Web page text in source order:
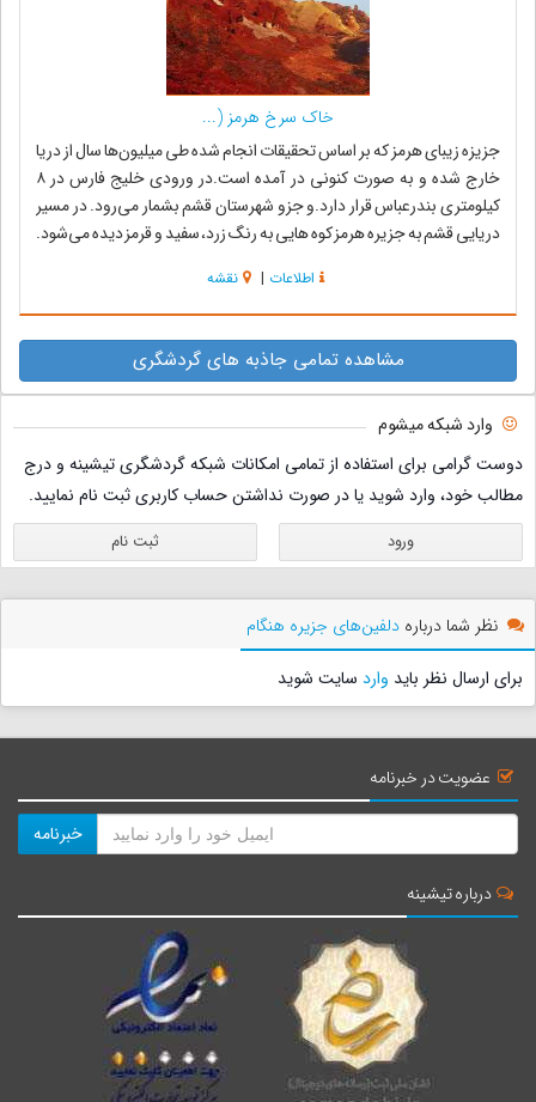
خاک سرخ هرمز (...
جزیزه زیبای هرمز که بر اساس تحقیقات انجام شده طی میلیون‌ها سال از دریا
خارج شده و به صورت کنونی در آمده است.در ورودی خلیج فارس در ۸
کیلومتری بندرعباس قرار دارد.و جزو شهرستان قشم بشمار می‌رود. در مسیر
دریایی قشم به جزیره هرمز کوه هایی به رنگ زرد، سفید و قرمز دیده می‌شود.
اطلاعات | نقشه
مشاهده تمامی جاذبه های گردشگری
وارد شبکه میشوم
دوست گرامی برای استفاده از تمامی امکانات شبکه گردشگری تیشینه و درج
مطالب خود، وارد شوید یا در صورت نداشتن حساب کاربری ثبت نام نمایید.
ورود ثبت نام
نظر شما درباره دلفین‌های جزیره هنگام
برای ارسال نظر باید وارد سایت شوید
عضویت در خبرنامه
خبرنامه
درباره تیشینه